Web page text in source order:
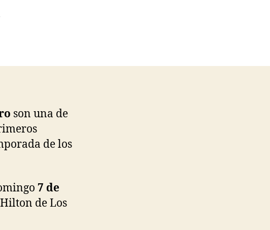
son una de
de los
7 de
de Los